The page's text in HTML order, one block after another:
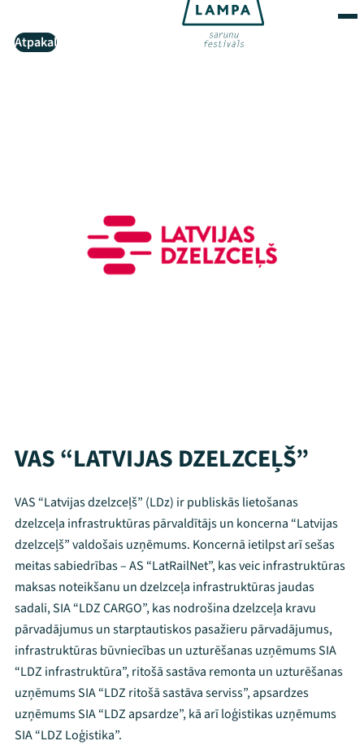
Atpakaļ
VAS “LATVIJAS DZELZCEĻŠ”
VAS “Latvijas dzelzceļš” (LDz) ir publiskās lietošanas
dzelzceļa infrastruktūras pārvaldītājs un koncerna “Latvijas
dzelzceļš” valdošais uzņēmums. Koncernā ietilpst arī sešas
meitas sabiedrības – AS “LatRailNet”, kas veic infrastruktūras
maksas noteikšanu un dzelzceļa infrastruktūras jaudas
sadali, SIA “LDZ CARGO”, kas nodrošina dzelzceļa kravu
pārvadājumus un starptautiskos pasažieru pārvadājumus,
infrastruktūras būvniecības un uzturēšanas uzņēmums SIA
“LDZ infrastruktūra”, ritošā sastāva remonta un uzturēšanas
uzņēmums SIA “LDZ ritošā sastāva serviss”, apsardzes
uzņēmums SIA “LDZ apsardze”, kā arī loģistikas uzņēmums
SIA “LDZ Loģistika”.